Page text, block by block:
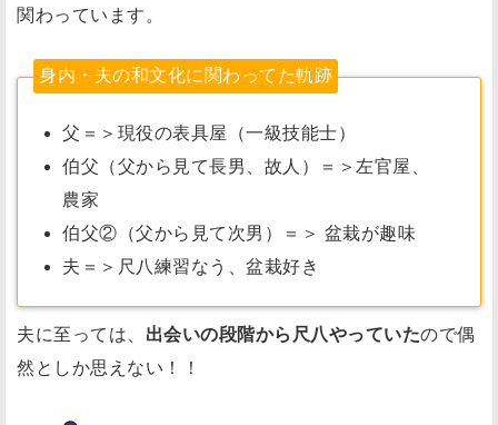
る
道
講
師
っ
た
具
な
関わっています。
身内・夫の和文化に関わってた軌跡
父＝＞現役の表具屋（一級技能士）
伯父（父から見て長男、故人）＝＞左官屋、
農家
伯父②（父から見て次男）＝＞ 盆栽が趣味
夫＝＞尺八練習なう、盆栽好き
夫に至っては、 出会いの段階から尺八やっていたので偶
然としか思えない！！